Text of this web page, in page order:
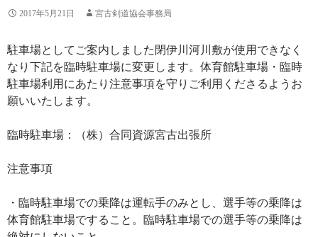
2017年5月21日 宮古剣道協会事務局
駐車場としてご案内しました閉伊川河川敷が使用できなく
なり下記を臨時駐車場に変更します。体育館駐車場・臨時
駐車場利用にあたり注意事項を守りご利用くださるようお
願いいたします。
臨時駐車場：（株）合同資源宮古出張所
注意事項
・臨時駐車場での乗降は運転手のみとし、選手等の乗降は
体育館駐車場ですること。臨時駐車場での選手等の乗降は